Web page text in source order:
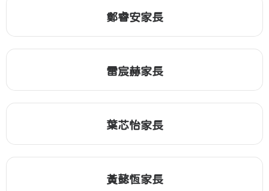
鄭睿安家長
雷宸赫家長
葉芯怡家長
黃懿恆家長